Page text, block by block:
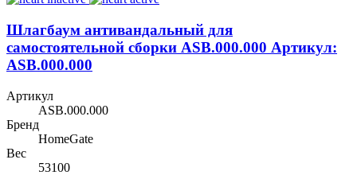
Шлагбаум антивандальный для
самостоятельной сборки ASB.000.000 Артикул:
ASB.000.000
Артикул
ASB.000.000
Бренд
HomeGate
Вес
53100